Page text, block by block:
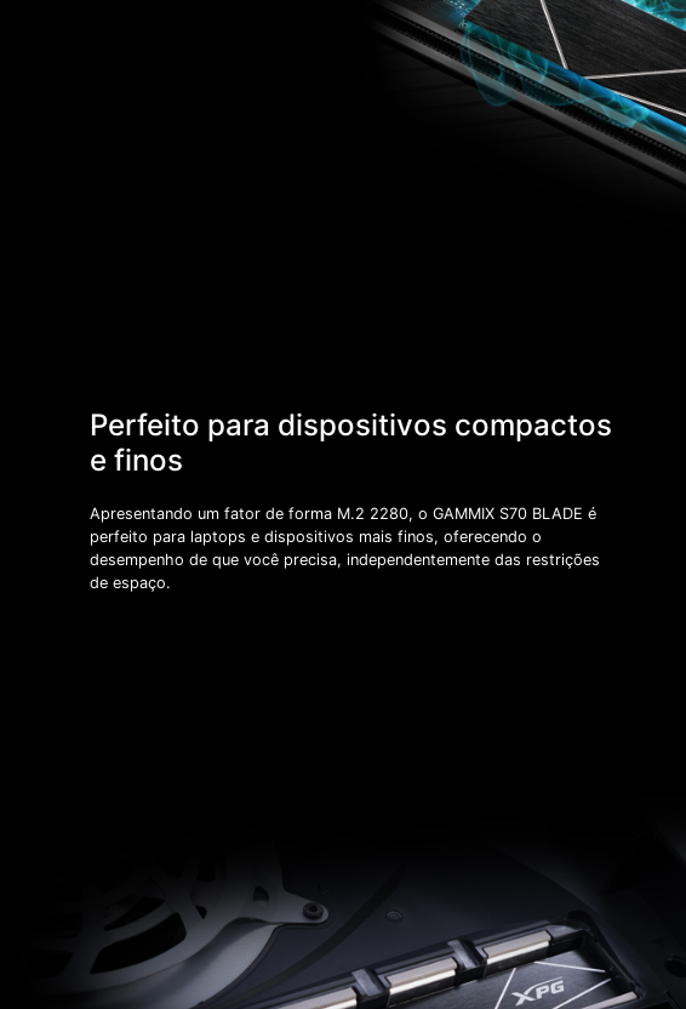
Perfeito para dispositivos compactos
e finos
Apresentando um fator de forma M.2 2280, o GAMMIX S70 BLADE é
perfeito para laptops e dispositivos mais finos, oferecendo o
desempenho de que você precisa, independentemente das restrições
de espaço.